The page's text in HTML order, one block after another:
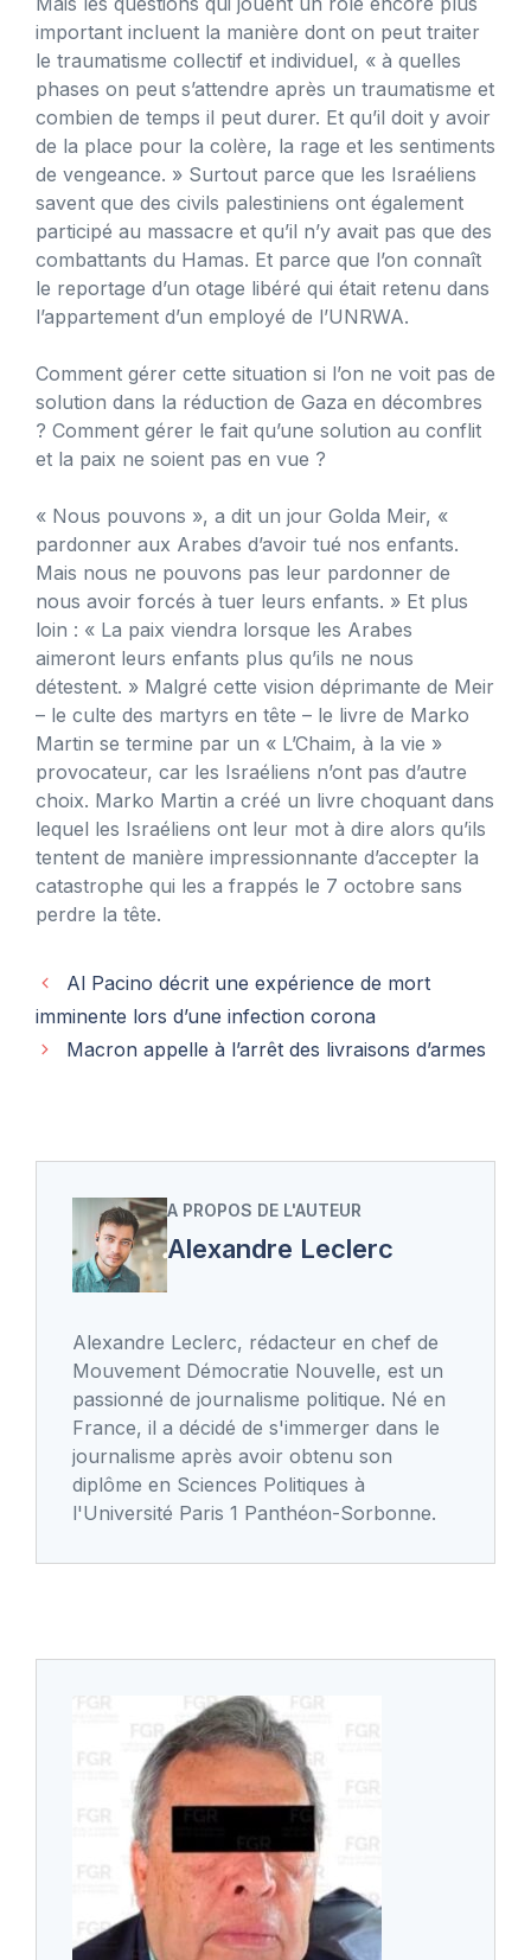
important incluent la manière dont on peut traiter
le traumatisme collectif et individuel, « à quelles
phases on peut s’attendre après un traumatisme et
combien de temps il peut durer. Et qu’il doit y avoir
de la place pour la colère, la rage et les sentiments
de vengeance. » Surtout parce que les Israéliens
savent que des civils palestiniens ont également
participé au massacre et qu’il n’y avait pas que des
combattants du Hamas. Et parce que l’on connaît
le reportage d’un otage libéré qui était retenu dans
l’appartement d’un employé de l’UNRWA.
Comment gérer cette situation si l’on ne voit pas de
solution dans la réduction de Gaza en décombres
? Comment gérer le fait qu’une solution au conflit
et la paix ne soient pas en vue ?
« Nous pouvons », a dit un jour Golda Meir, «
pardonner aux Arabes d’avoir tué nos enfants.
Mais nous ne pouvons pas leur pardonner de
nous avoir forcés à tuer leurs enfants. » Et plus
loin : « La paix viendra lorsque les Arabes
aimeront leurs enfants plus qu’ils ne nous
détestent. » Malgré cette vision déprimante de Meir
– le culte des martyrs en tête – le livre de Marko
Martin se termine par un « L’Chaim, à la vie »
provocateur, car les Israéliens n’ont pas d’autre
choix. Marko Martin a créé un livre choquant dans
lequel les Israéliens ont leur mot à dire alors qu’ils
tentent de manière impressionnante d’accepter la
catastrophe qui les a frappés le 7 octobre sans
perdre la tête.
Al Pacino décrit une expérience de mort
imminente lors d’une infection corona
Macron appelle à l’arrêt des livraisons d’armes
A PROPOS DE L'AUTEUR
Alexandre Leclerc
Alexandre Leclerc, rédacteur en chef de
Mouvement Démocratie Nouvelle, est un
passionné de journalisme politique. Né en
France, il a décidé de s'immerger dans le
journalisme après avoir obtenu son
diplôme en Sciences Politiques à
l'Université Paris 1 Panthéon-Sorbonne.